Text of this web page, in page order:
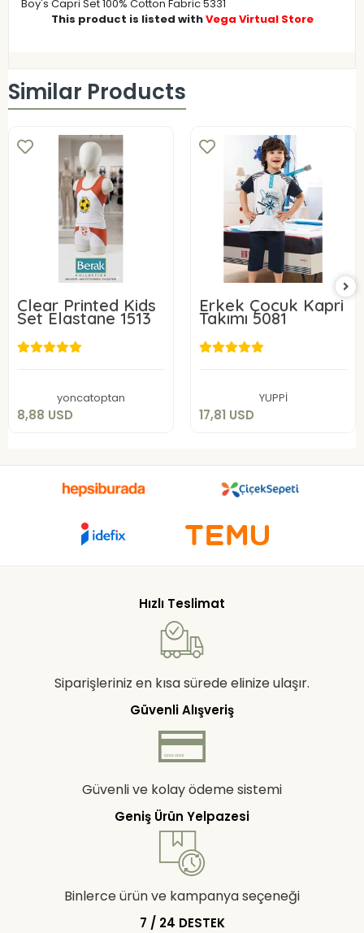
Boy's Capri Set 100% Cotton Fabric 5331
This product is listed withVega Virtual Store
Similar Products
Clear Printed Kids
Set Elastane 1513
yoncatoptan
8,88 USD
8,88 USD
Erkek Çocuk Kapri
Takımı 5081
YUPPİ
17,81 USD
17,81 USD
Hızlı Teslimat
Siparişleriniz en kısa sürede elinize ulaşır.
Güvenli Alışveriş
Güvenli ve kolay ödeme sistemi
Geniş Ürün Yelpazesi
Binlerce ürün ve kampanya seçeneği
7 / 24 DESTEK